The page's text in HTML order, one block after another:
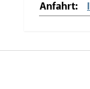
Anfahrt: